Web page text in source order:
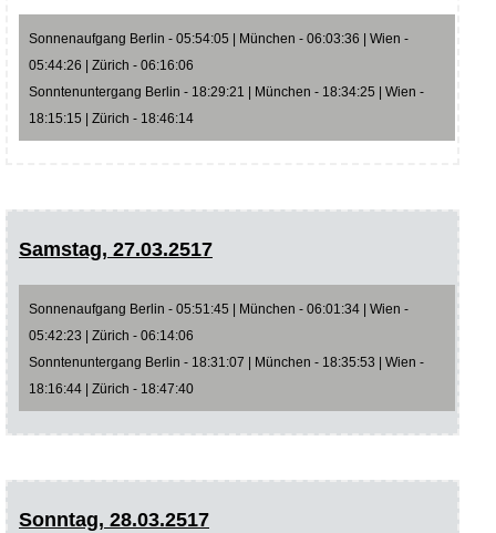
Sonnenaufgang Berlin - 05:54:05 | München - 06:03:36 | Wien -
05:44:26 | Zürich - 06:16:06
Sonntenuntergang Berlin - 18:29:21 | München - 18:34:25 | Wien -
18:15:15 | Zürich - 18:46:14
Samstag, 27.03.2517
Sonnenaufgang Berlin - 05:51:45 | München - 06:01:34 | Wien -
05:42:23 | Zürich - 06:14:06
Sonntenuntergang Berlin - 18:31:07 | München - 18:35:53 | Wien -
18:16:44 | Zürich - 18:47:40
Sonntag, 28.03.2517